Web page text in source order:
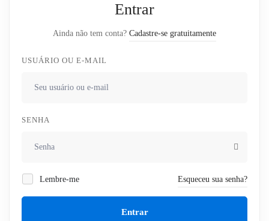
Entrar
Ainda não tem conta? Cadastre-se gratuitamente
USUÁRIO OU E-MAIL
SENHA
Lembre-me Esqueceu sua senha?
Entrar